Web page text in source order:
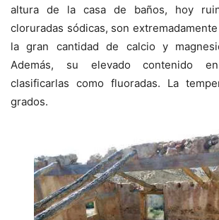
altura de la casa de baños, hoy
cloruradas sódicas, son
la gran cantidad de calcio y
Además, su elevado contenido
clasificarlas como fluoradas. La
grados.